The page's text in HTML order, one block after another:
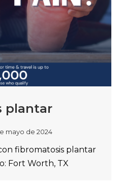
plantar
mayo de 2024
fibromatosis plantar
Fort Worth, TX